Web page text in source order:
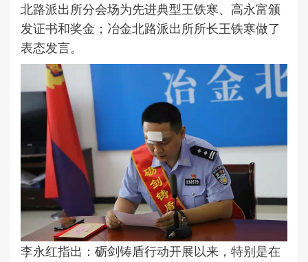
北路派出所分会场为先进典型王铁寒、高永富颁
发证书和奖金；冶金北路派出所所长王铁寒做了
表态发言。
李永红指出：砺剑铸盾行动开展以来，特别是在